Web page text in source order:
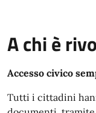
A chi è
Accesso civico
Tutti i cittadini